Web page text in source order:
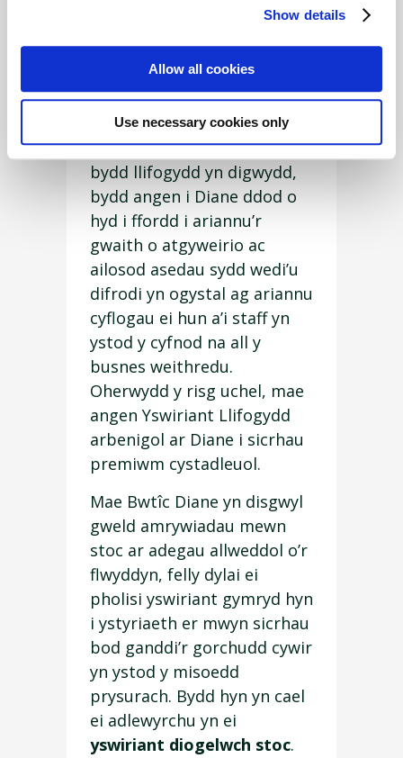
Show details
Allow all cookies
Use necessary cookies only
Gan fod y siop wedi’i leoli
ger yr afon, mae’n croesawu
llawer o gwsmeriaid. Fodd
bynnag, mae ei agosrwydd
at y dŵr yn golygu ei fod
mewn perygl o lifogydd. Os
bydd llifogydd yn digwydd,
bydd angen i Diane ddod o
hyd i ffordd i ariannu’r
gwaith o atgyweirio ac
ailosod asedau sydd wedi’u
difrodi yn ogystal ag ariannu
cyflogau ei hun a’i staff yn
ystod y cyfnod na all y
busnes weithredu.
Oherwydd y risg uchel, mae
angen Yswiriant Llifogydd
arbenigol ar Diane i sicrhau
premiwm cystadleuol.
Mae Bwtîc Diane yn disgwyl
gweld amrywiadau mewn
stoc ar adegau allweddol o’r
flwyddyn, felly dylai ei
pholisi yswiriant gymryd hyn
i ystyriaeth er mwyn sicrhau
bod ganddi’r gorchudd cywir
yn ystod y misoedd
prysurach. Bydd hyn yn cael
ei adlewyrchu yn ei
yswiriant diogelwch stoc.